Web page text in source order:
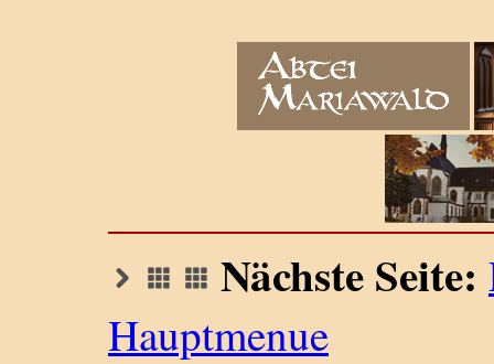
Nächste Seite:
Hauptmenue